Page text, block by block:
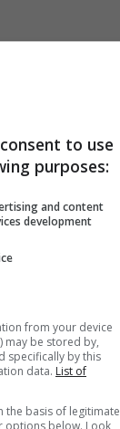
to use
purposes:
and content
development
from your device
may be stored by,
specifically by this
data. List of
the basis of legitimate
options below. Look